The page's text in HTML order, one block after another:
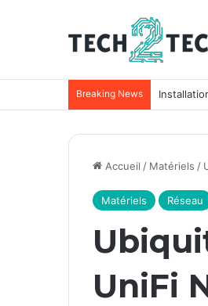
Breaking News
Accueil / Matériels /
Matériels Réseau
UniFi